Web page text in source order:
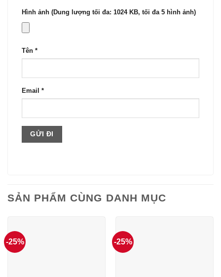
Hình ảnh (Dung lượng tối đa: 1024 KB, tối đa 5 hình ảnh)
Tên *
Email *
SẢN PHẨM CÙNG DANH MỤC
-25% -25%